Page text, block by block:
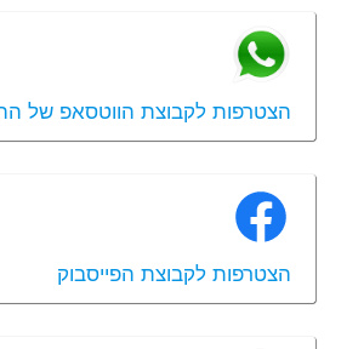
הצטרפות לקבוצת הווטסאפ של
הצטרפות לקבוצת הפייסבוק